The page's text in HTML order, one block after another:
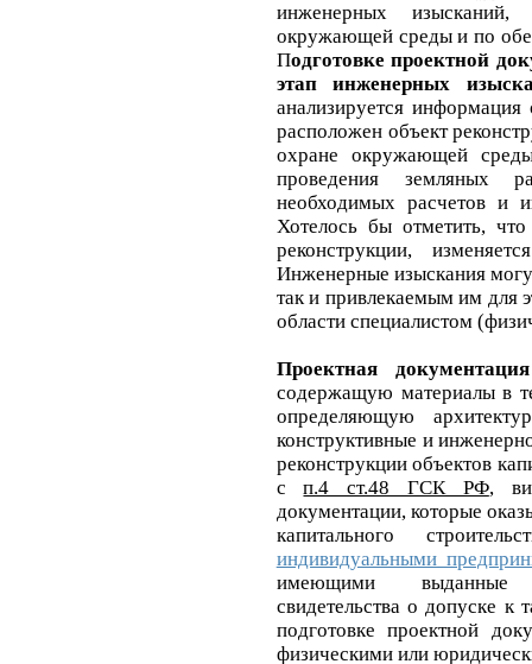
инженерных
окружающей среды и по
Подготовке проектной
этап инженерных
анализируется
расположен объект
охране окружающей
проведения земляных
необходимых расчетов и
Хотелось бы отметить,
реконструкции,
Инженерные изыскания
так и привлекаемым им для
области специалистом
Проектная документация
содержащую материалы в
определяющую
конструктивные и
реконструкции объектов
сп.4 ст.48 ГСК РФ,
документации, которые
капитального
индивидуальными
имеющими выданные
свидетельства о допуске
подготовке проектной
физическими или